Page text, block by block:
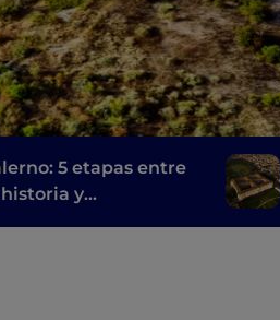
5 etapas entre
historia y